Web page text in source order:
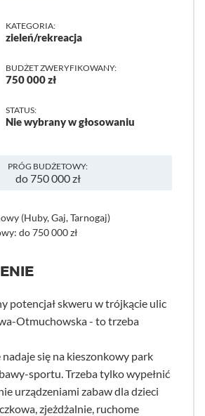
KATEGORIA:
zieleń/rekreacja
BUDŻET ZWERYFIKOWANY:
750 000 zł
STATUS:
Nie wybrany w głosowaniu
PRÓG BUDŻETOWY:
do 750 000 zł
(Huby, Gaj, Tarnogaj)
do 750 000 zł
potencjał skweru w trójkącie ulic
Otmuchowska - to trzeba
się na kieszonkowy park
sportu. Trzeba tylko wypełnić
urządzeniami zabaw dla dzieci
zjeżdżalnie, ruchome